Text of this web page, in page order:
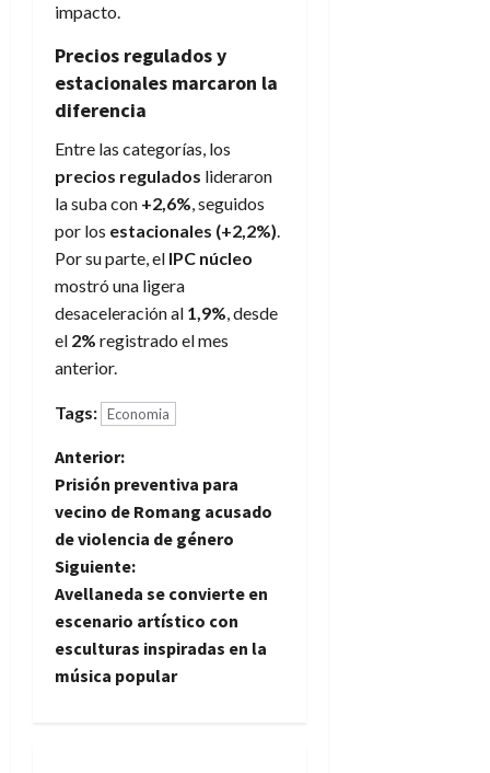
impacto.
Precios regulados y
estacionales marcaron la
diferencia
Entre las categorías, los
precios regulados lideraron
la suba con +2,6%, seguidos
por los estacionales (+2,2%).
Por su parte, el IPC núcleo
mostró una ligera
desaceleración al 1,9%, desde
el 2% registrado el mes
anterior.
Tags: Economia
N
a
v
e
g
a
Anterior:
Prisión preventiva para
vecino de Romang acusado
de violencia de género
Siguiente:
Avellaneda se convierte en
escenario artístico con
esculturas inspiradas en la
música popular